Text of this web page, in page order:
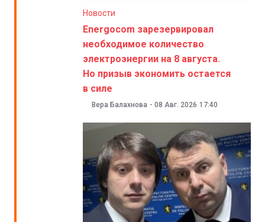
Новости
Energocom зарезервировал
необходимое количество
электроэнергии на 8 августа.
Но призыв экономить остается
в силе
Вера Балахнова - 08 Авг. 2026 17:40